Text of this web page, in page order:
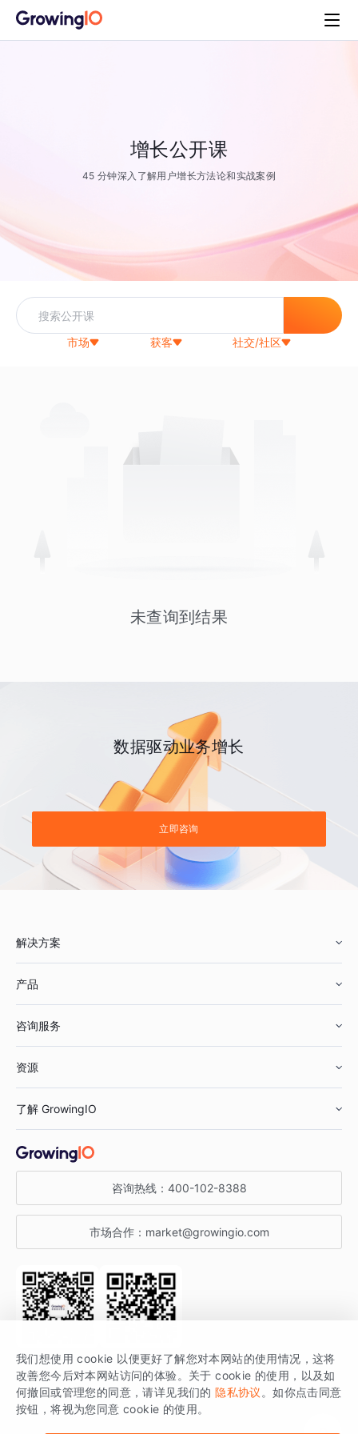
增长公开课
45 分钟深入了解用户增长方法论和实战案例
市场 获客 社交/社区
未查询到结果
数据驱动业务增长
立即咨询
解决方案
鞋服行业
汽车行业
金融行业
产品
智能运营
获客分析
咨询服务
资源
增长公开课
增长博客
开发者文档
SDK 文档
场景指南
了解 GrowingIO
关于 GrowingIO
增长大会
行业活动
咨询热线： 400-102-8388
市场合作： market@growingio.com
关注公众号 获取更多干货
GrowingIO 是专注于数据智能分析与增长的品牌，核心平台为 GrowingIO
分析云。
我们想使用 cookie 以便更好了解您对本网站的使用情况，这将
改善您今后对本网站访问的体验。关于 cookie 的使用，以及如
何撤回或管理您的同意，请详见我们的 隐私协议 。如你点击同意
按钮，将视为您同意 cookie 的使用。